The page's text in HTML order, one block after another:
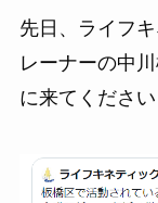
先日、ライフ
レーナーの中
に来てください